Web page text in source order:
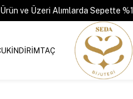
ve Üzeri Alımlarda Sepette
İNDİRİMTAÇ